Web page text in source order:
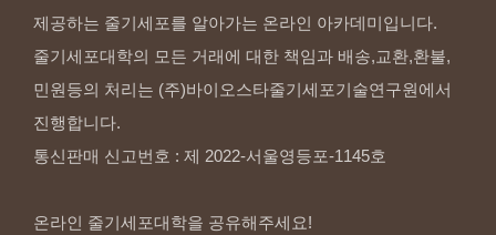
제공하는 줄기세포를 알아가는 온라인 아카데미입니다.
줄기세포대학의 모든 거래에 대한 책임과 배송,교환,환불,
민원등의 처리는 (주)바이오스타줄기세포기술연구원에서
진행합니다.
통신판매 신고번호 : 제 2022-서울영등포-1145호
온라인 줄기세포대학을 공유해주세요!